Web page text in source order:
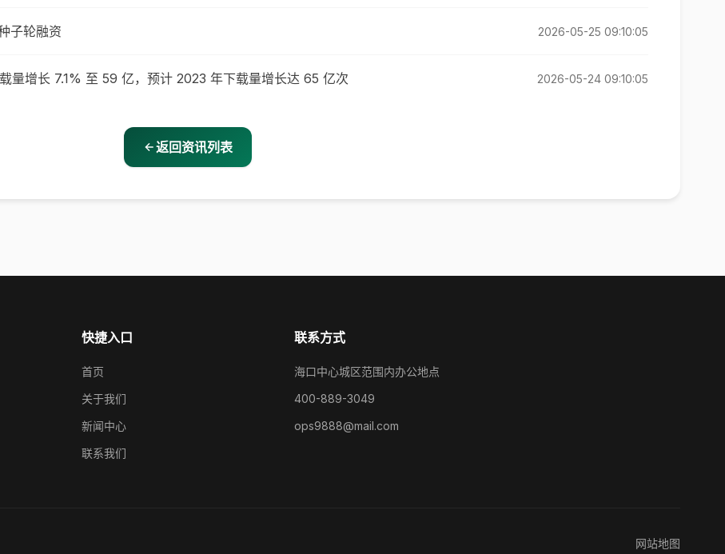
子轮融资 2026-05-25 09:10:05
量增长 7.1% 至 59 亿，预计 2023 年下载量增长达 65 亿次 2026-05-24 09:10:05
返回资讯列表
快捷入口
首页
关于我们
新闻中心
联系我们
联系方式
海口中心城区范围内办公地点
400-889-3049
ops9888@mail.com
网站地图